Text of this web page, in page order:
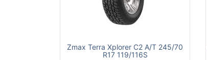
Zmax Terra Xplorer C2 A/T 245/70
R17 119/116S